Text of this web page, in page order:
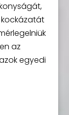
az
egyedi